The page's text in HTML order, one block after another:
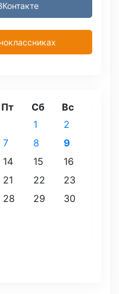
Пт Сб Вс
1
2
7 8
9
14 15
16
21 22
23
28 29
30